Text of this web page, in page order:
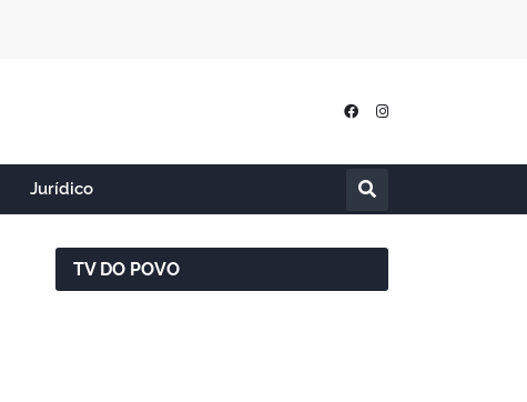
Jurídico
TV DO POVO